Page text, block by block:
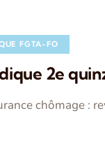
FGTA-FO
2e
chômage :